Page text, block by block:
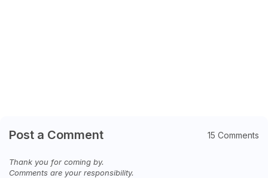
Post a Comment 15 Comments
Thank you for coming by.
Comments are your responsibility.